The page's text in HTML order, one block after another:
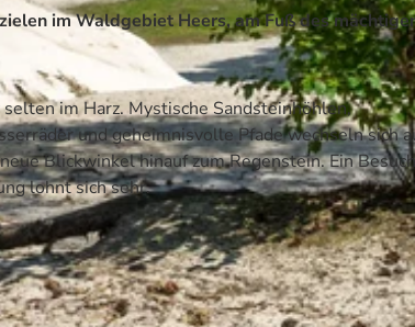
im Waldgebiet Heers, am Fuß des
im Harz. Mystische Sandsteinhöhlen,
und geheimnisvolle Pfade wechseln sich
Blickwinkel hinauf zum Regenstein. Ein
lohnt sich sehr.